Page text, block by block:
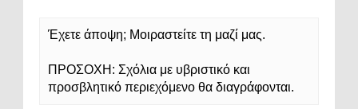
Έχετε άποψη; Μοιραστείτε τη μαζί μας.
ΠΡΟΣΟΧΗ: Σχόλια με υβριστικό και
προσβλητικό περιεχόμενο θα διαγράφονται.